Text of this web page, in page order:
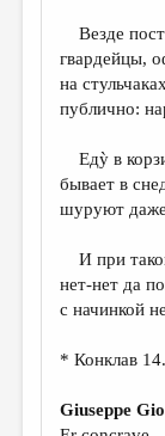
ОБЪЯВЛЕНИЯ
КОЛОНКА
РЕДКОЛЛЕГИЯ
ОТ РЕДАКЦИИ
МАЛАЯ ПРОЗА
Везде
гвардейцы,
на
публично:
Едỳ в
бывает в
шуруют
И при
нет-нет да
с начинкой
* Конклав
Giuseppe